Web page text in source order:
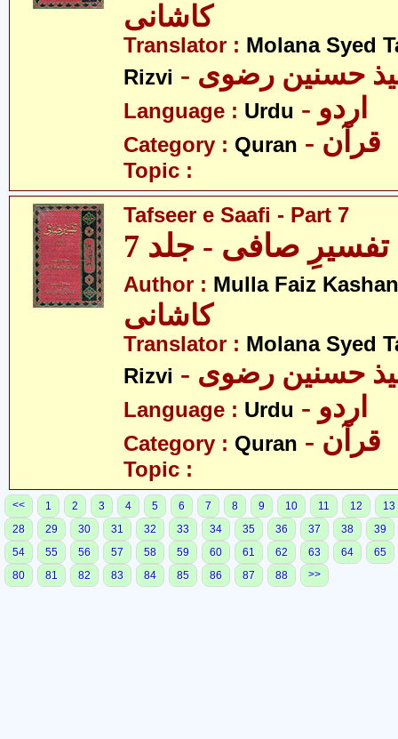
کاشانی
Translator : Molana Syed
Rizvi
حسنین رضوی
Language : Urdu - اردو
Category : Quran - قرآن
Topic :
Tafseer e Saafi - Part 7
تفسیرِ صافی - جلد 7
Author : Mulla Faiz
کاشانی
Translator : Molana Syed
Rizvi
حسنین رضوی
Language : Urdu - اردو
Category : Quran - قرآن
Topic :
<< 1 2 3 4 5 6 7 8 9 10 11 12
13
28
29 30 31 32 33 34 35 36 37 38
39
54
55 56 57 58 59 60 61 62 63 64
65
80
81 82 83 84 85 86 87 88 >>